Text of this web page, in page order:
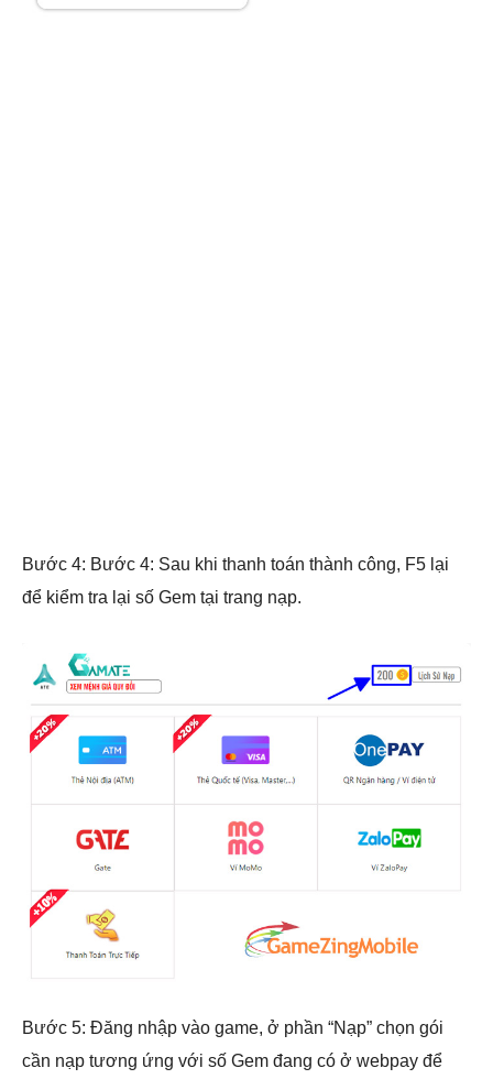
Bước 4: Bước 4: Sau khi thanh toán thành công, F5 lại
để kiểm tra lại số Gem tại trang nạp.
Bước 5: Đăng nhập vào game, ở phần “Nạp” chọn gói
cần nạp tương ứng với số Gem đang có ở webpay để